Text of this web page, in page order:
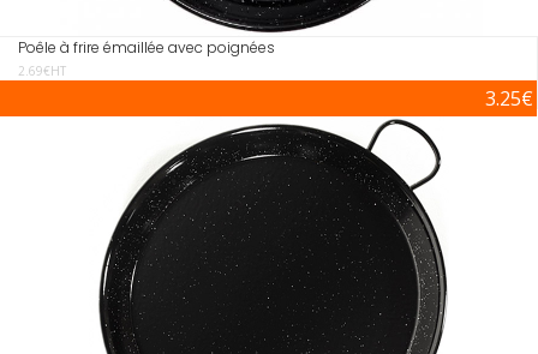
Poêle à frire émaillée avec poignées
2.69€HT
3.25€